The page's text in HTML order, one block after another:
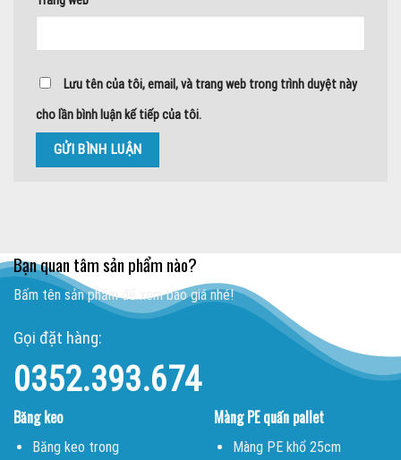
Lưu tên của tôi, email, và trang web trong trình duyệt này
cho lần bình luận kế tiếp của tôi.
Bạn quan tâm sản phẩm nào?
Bấm tên sản phẩm để xem báo giá nhé!
Gọi đặt hàng:
0352.393.674
Băng keo
Băng keo trong
Màng PE quấn pallet
Màng PE khổ 25cm